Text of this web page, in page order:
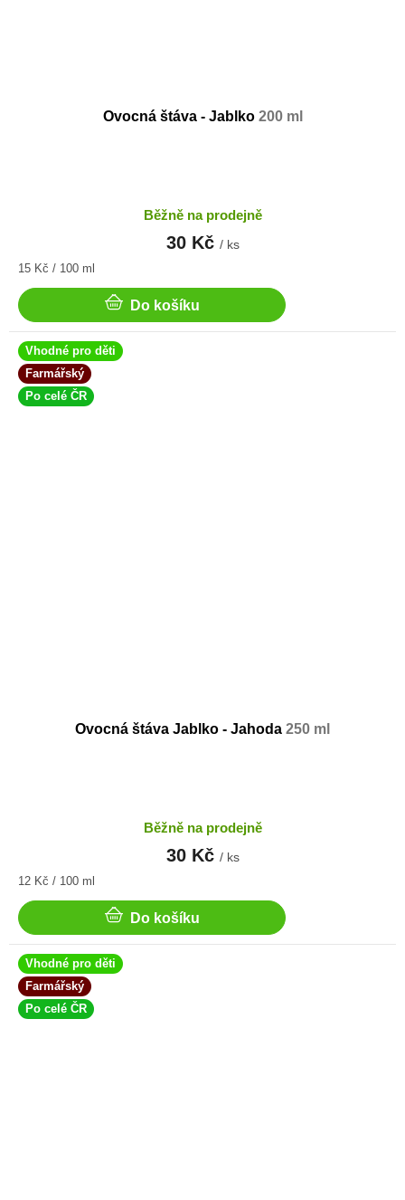
Ovocná štáva - Jablko 200 ml
Běžně na prodejně
30 Kč / ks
Měrná
15 Kč / 100 ml
Do košíku
Vhodné pro děti
Farmářský
Po celé ČR
Ovocná štáva Jablko - Jahoda 250 ml
Běžně na prodejně
30 Kč / ks
Měrná
12 Kč / 100 ml
Do košíku
Vhodné pro děti
Farmářský
Po celé ČR